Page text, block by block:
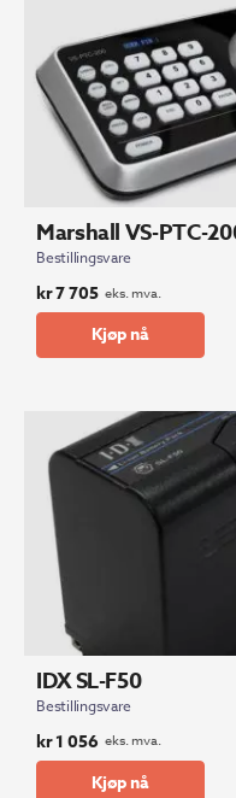
Marshall VS-PTC-
Bestillingsvare
kr7 705 eks. mva.
Kjøp nå
IDX SL-F50
Bestillingsvare
kr1 056 eks. mva.
Kjøp nå